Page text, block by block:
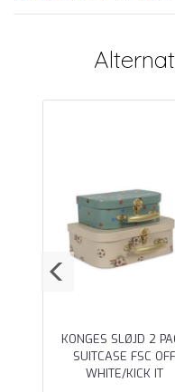
KONGES SLØJD 2
SUITCASE FSC OFF
WHITE/KICK IT